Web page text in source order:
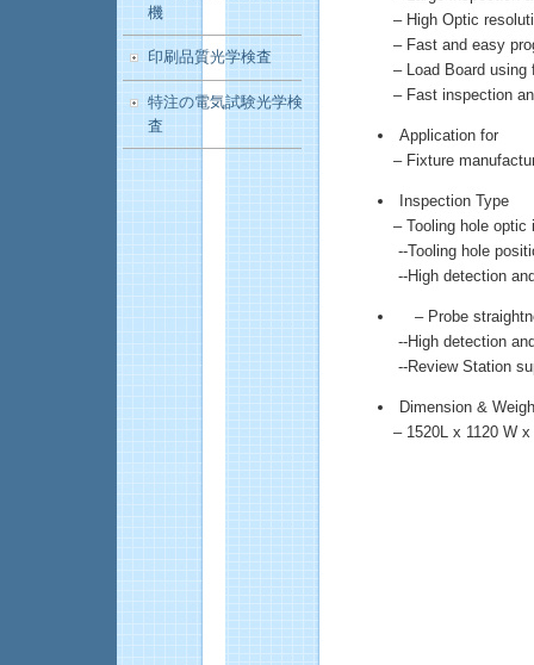
機
印刷品質光学検査
特注の電気試験光学検
査
– High Optic
– Fast and easy
– Load Board using
– Fast inspection
Application for
– Fixture
Inspection Type
– Tooling hole optic
--Tooling hole
--High detection
– Probe
--High detection
--Review Station
Dimension &
– 1520L x 1120 W x